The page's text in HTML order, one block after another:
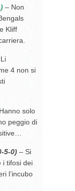
– Non
Kliff
4 non si
solo
peggio di
5-0) – Si
i tifosi dei
l’incubo